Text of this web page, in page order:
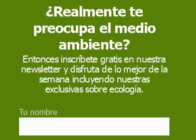
fuente preferida de Google
AHORA
¿Realmente te
preocupa el medio
ambiente?
Entonces inscríbete gratis en nuestra
newsletter y disfruta de lo mejor de la
semana incluyendo nuestras
exclusivas sobre ecología.
Tu nombre